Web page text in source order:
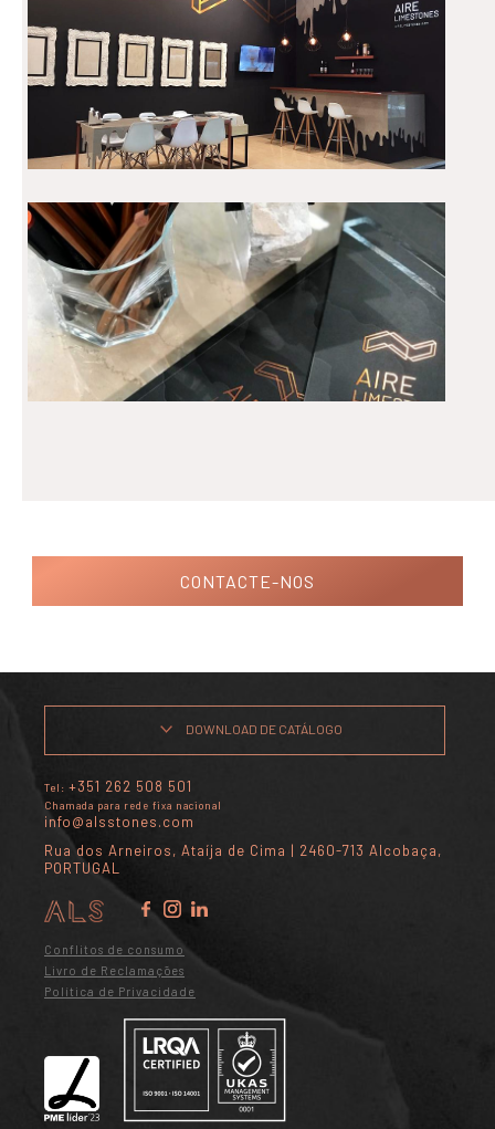
CONTACTE-NOS
DOWNLOAD DE CATÁLOGO
Tel: +351 262 508 501
Chamada para rede fixa nacional
info@alsstones.com
Rua dos Arneiros, Ataíja de Cima | 2460-713 Alcobaça,
PORTUGAL
Conflitos de consumo
Livro de Reclamações
Política de Privacidade